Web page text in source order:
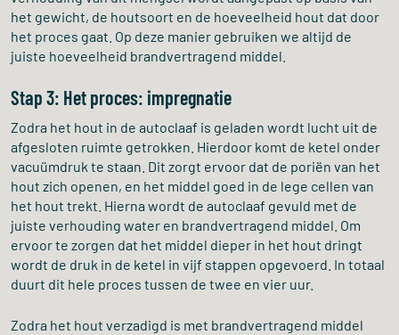
het gewicht, de houtsoort en de hoeveelheid hout dat door
het proces gaat. Op deze manier gebruiken we altijd de
juiste hoeveelheid brandvertragend middel.
Stap 3: Het proces: impregnatie
Zodra het hout in de autoclaaf is geladen wordt lucht uit de
afgesloten ruimte getrokken. Hierdoor komt de ketel onder
vacuümdruk te staan. Dit zorgt ervoor dat de poriën van het
hout zich openen, en het middel goed in de lege cellen van
het hout trekt. Hierna wordt de autoclaaf gevuld met de
juiste verhouding water en brandvertragend middel. Om
ervoor te zorgen dat het middel dieper in het hout dringt
wordt de druk in de ketel in vijf stappen opgevoerd. In totaal
duurt dit hele proces tussen de twee en vier uur.
Zodra het hout verzadigd is met brandvertragend middel